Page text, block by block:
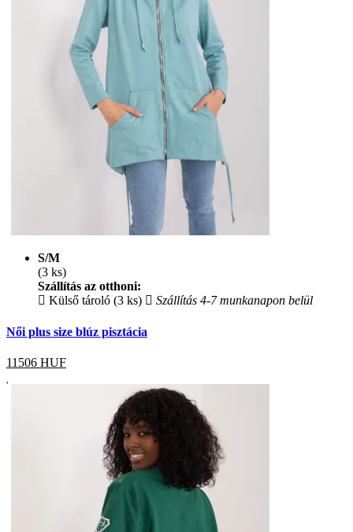
S/M
(3 ks)
Szállítás az otthoni:
Külső tároló (3 ks)
Szállítás 4-7 munkanapon belül
Női plus size blúz pisztácia
11506 HUF